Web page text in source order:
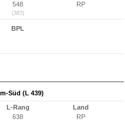
548
(383)
RP
BPL
Süd (L 439)
L-Rang
638
Land
RP